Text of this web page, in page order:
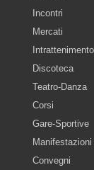
Incontri
Mercati
Intrattenimento
Discoteca
Teatro-Danza
Corsi
Gare-Sportive
Manifestazioni
Convegni